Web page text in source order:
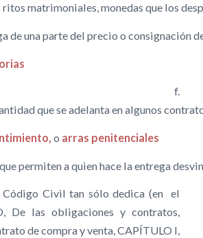
ritos matrimoniales, monedas que los
de una parte del precio o consignación
f.
que se adelanta en algunos
o arras penitenciales
que permiten a quien hace la entrega
Código Civil tan sólo dedica (en el
De las obligaciones y contratos,
de compra y venta, CAPÍTULO I,